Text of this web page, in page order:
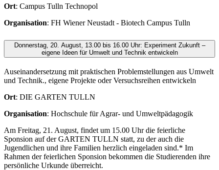
Ort: Campus Tulln Technopol
Organisation: FH Wiener Neustadt - Biotech Campus Tulln
Donnerstag, 20. August, 13.00 bis 16.00 Uhr: Experiment Zukunft –
eigene Ideen für Umwelt und Technik entwickeln
Auseinandersetzung mit praktischen Problemstellungen aus Umwelt
und Technik., eigene Projekte oder Versuchsreihen entwickeln
Ort: DIE GARTEN TULLN
Organisation: Hochschule für Agrar- und Umweltpädagogik
Am Freitag, 21. August, findet um 15.00 Uhr die feierliche
Sponsion auf der GARTEN TULLN statt, zu der auch die
Jugendlichen und ihre Familien herzlich eingeladen sind.* Im
Rahmen der feierlichen Sponsion bekommen die Studierenden ihre
persönliche Urkunde überreicht.